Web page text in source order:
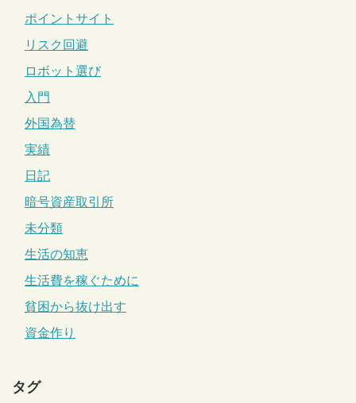
ポイントサイト
リスク回避
ロボット選び
入門
外国為替
実績
日記
暗号資産取引所
未分類
生活の知恵
生活費を稼ぐために
貧困から抜け出す
資金作り
タグ